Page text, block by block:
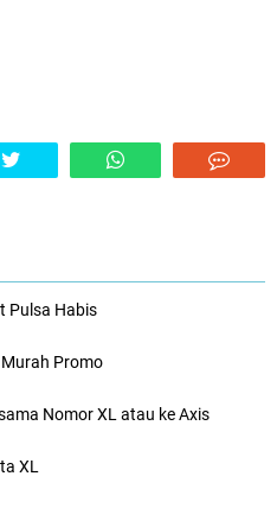
Pulsa Habis
Promo
Nomor XL atau ke Axis
XL